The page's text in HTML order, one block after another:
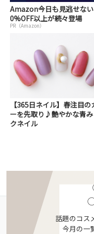
Amazon今日も見逃せな
0%OFF以上が続々登場
PR（Amazon）
【365日ネイル】春注目の
ーを先取り♪艶やかな青
クネイル
話題のコス
今月の一